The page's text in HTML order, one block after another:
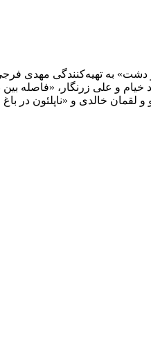
دشت» به تهیه‌کنندگی مهدی
و علی زرنگار، «فاصله
خالدی و «ناپلئون در باغ